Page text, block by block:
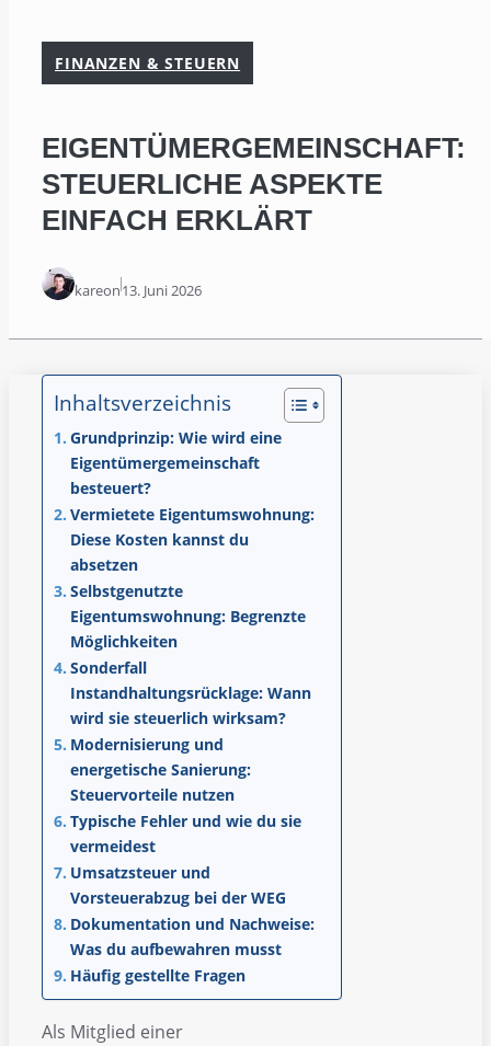
FINANZEN & STEUERN
EIGENTÜMERGEMEINSCHAFT:
STEUERLICHE ASPEKTE
EINFACH ERKLÄRT
kareon13. Juni 2026
Inhaltsverzeichnis
Grundprinzip: Wie wird eine
Eigentümergemeinschaft
besteuert?
Vermietete Eigentumswohnung:
Diese Kosten kannst du
absetzen
Selbstgenutzte
Eigentumswohnung: Begrenzte
Möglichkeiten
Sonderfall
Instandhaltungsrücklage: Wann
wird sie steuerlich wirksam?
Modernisierung und
energetische Sanierung:
Steuervorteile nutzen
Typische Fehler und wie du sie
vermeidest
Umsatzsteuer und
Vorsteuerabzug bei der WEG
Dokumentation und Nachweise:
Was du aufbewahren musst
Häufig gestellte Fragen
Als Mitglied einer